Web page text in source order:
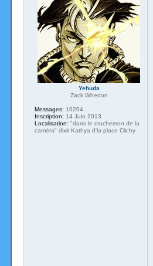
Yehuda
Zack Whedon
Messages: 10204
Inscription: 14 Juin 2013
Localisation: "dans le cruchemon de la
caméra" dixit Kathya d'la place Clichy